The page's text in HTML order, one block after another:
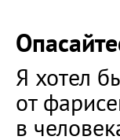
Я хотел
от
в